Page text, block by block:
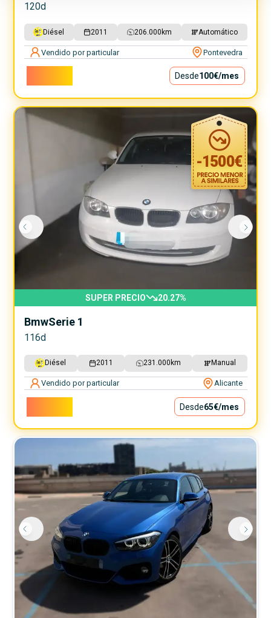
120d
Diésel 2011 206.000 km Automático
Vendido por particular Pontevedra
Desde100€/mes
-1500€
SUPER PRECIO 20.27%
BmwSerie 1
116d
Diésel 2011 231.000 km Manual
Vendido por particular Alicante
Desde65€/mes